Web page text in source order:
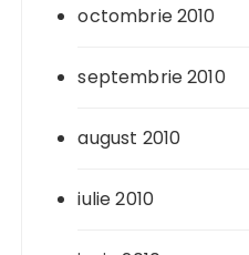
octombrie 2010
septembrie 2010
august 2010
iulie 2010